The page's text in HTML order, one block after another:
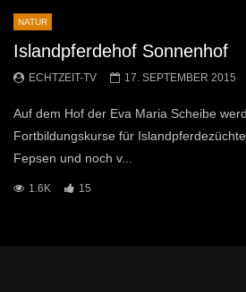
NATUR
Islandpferdehof Sonnenhof
ECHTZEIT-TV 17. SEPTEMBER 2015
Auf dem Hof der Eva Maria Scheibe
Fortbildungskurse für
Fepsen und noch v...
1.6K 15